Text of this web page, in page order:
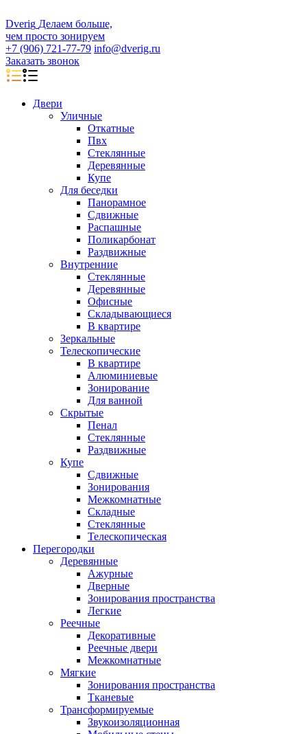
Dverig Делаем больше,
чем просто зонируем
+7 (906) 721-77-79 info@dverig.ru
Заказать звонок
Двери
Уличные
Откатные
Пвх
Стеклянные
Деревянные
Купе
Для беседки
Панорамное
Сдвижные
Распашные
Поликарбонат
Раздвижные
Внутренние
Стеклянные
Деревянные
Офисные
Складывающиеся
В квартире
Зеркальные
Телескопические
В квартире
Алюминиевые
Зонирование
Для ванной
Скрытые
Пенал
Стеклянные
Раздвижные
Купе
Сдвижные
Зонирования
Межкомнатные
Складные
Стеклянные
Телескопическая
Перегородки
Деревянные
Ажурные
Дверные
Зонирования пространства
Легкие
Реечные
Декоративные
Реечные двери
Межкомнатные
Мягкие
Зонирования пространства
Тканевые
Трансформируемые
Звукоизоляционная